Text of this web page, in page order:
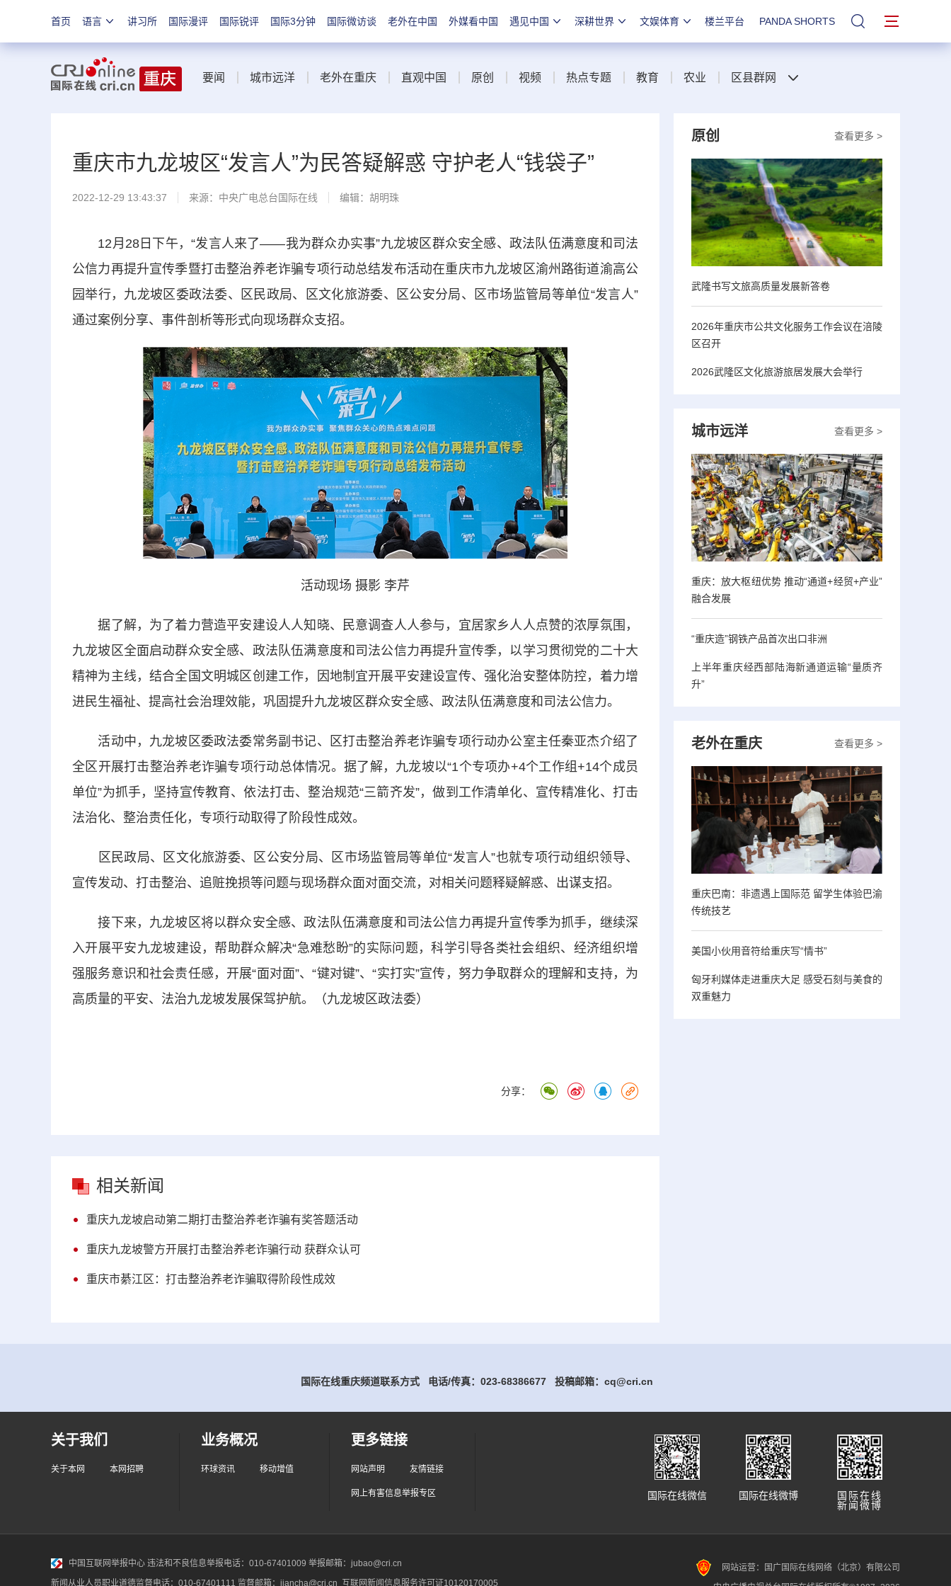
首页 语言 讲习所 国际漫评 国际锐评 国际3分钟 国际微访谈 老外在中国 外媒看中国 遇见中国 深耕世界 文娱体育 楼兰平台 PANDA SHORTS 站内搜索
要闻 城市远洋 老外在重庆 直观中国 原创 视频 热点专题 教育 农业 区县群网
重庆市九龙坡区“发言人”为民答疑解惑 守护老人“钱袋子”
2022-12-29 13:43:37 来源：中央广电总台国际在线 编辑：胡明珠
12月28日下午，“发言人来了——我为群众办实事”九龙坡区群众安全感、政法队伍满意度和司法
公信力再提升宣传季暨打击整治养老诈骗专项行动总结发布活动在重庆市九龙坡区渝州路街道渝高公
园举行，九龙坡区委政法委、区民政局、区文化旅游委、区公安分局、区市场监管局等单位“发言人”
通过案例分享、事件剖析等形式向现场群众支招。
活动现场 摄影 李芹
据了解，为了着力营造平安建设人人知晓、民意调查人人参与，宜居家乡人人点赞的浓厚氛围，
九龙坡区全面启动群众安全感、政法队伍满意度和司法公信力再提升宣传季，以学习贯彻党的二十大
精神为主线，结合全国文明城区创建工作，因地制宜开展平安建设宣传、强化治安整体防控，着力增
进民生福祉、提高社会治理效能，巩固提升九龙坡区群众安全感、政法队伍满意度和司法公信力。
活动中，九龙坡区委政法委常务副书记、区打击整治养老诈骗专项行动办公室主任秦亚杰介绍了
全区开展打击整治养老诈骗专项行动总体情况。据了解，九龙坡以“1个专项办+4个工作组+14个成员
单位”为抓手，坚持宣传教育、依法打击、整治规范“三箭齐发”，做到工作清单化、宣传精准化、打击
法治化、整治责任化，专项行动取得了阶段性成效。
区民政局、区文化旅游委、区公安分局、区市场监管局等单位“发言人”也就专项行动组织领导、
宣传发动、打击整治、追赃挽损等问题与现场群众面对面交流，对相关问题释疑解惑、出谋支招。
接下来，九龙坡区将以群众安全感、政法队伍满意度和司法公信力再提升宣传季为抓手，继续深
入开展平安九龙坡建设，帮助群众解决“急难愁盼”的实际问题，科学引导各类社会组织、经济组织增
强服务意识和社会责任感，开展“面对面”、“键对键”、“实打实”宣传，努力争取群众的理解和支持，为
高质量的平安、法治九龙坡发展保驾护航。（九龙坡区政法委）
分享：
相关新闻
重庆九龙坡启动第二期打击整治养老诈骗有奖答题活动
重庆九龙坡警方开展打击整治养老诈骗行动 获群众认可
重庆市綦江区：打击整治养老诈骗取得阶段性成效
查看更多 >
原创
武隆书写文旅高质量发展新答卷
2026年重庆市公共文化服务工作会议在涪陵
区召开
2026武隆区文化旅游旅居发展大会举行
查看更多 >
城市远洋
重庆：放大枢纽优势 推动“通道+经贸+产业”
融合发展
“重庆造”钢铁产品首次出口非洲
上半年重庆经西部陆海新通道运输“量质齐
升”
查看更多 >
老外在重庆
重庆巴南：非遗遇上国际范 留学生体验巴渝
传统技艺
美国小伙用音符给重庆写“情书”
匈牙利媒体走进重庆大足 感受石刻与美食的
双重魅力
国际在线重庆频道联系方式 电话/传真：023-68386677 投稿邮箱：cq@cri.cn
关于我们
关于本网 本网招聘
业务概况
环球资讯 移动增值
更多链接
网站声明 友情链接
网上有害信息举报专区
国际在线
新闻微博
国际在线微博
国际在线微信
中国互联网举报中心 违法和不良信息举报电话：010-67401009 举报邮箱：jubao@cri.cn
新闻从业人员职业道德监督电话：010-67401111 监督邮箱：jiancha@cri.cn 互联网新闻信息服务许可证10120170005
网站运营：国广国际在线网络（北京）有限公司